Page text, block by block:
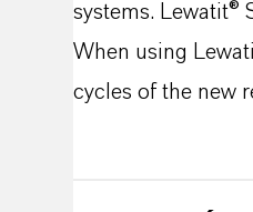
systems. Lewatit®
When using
cycles of the new